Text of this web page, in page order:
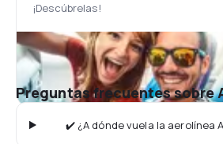
¡Descúbrelas!
Preguntas frecuentes sobre
✔️ ¿A dónde vuela la aerolínea